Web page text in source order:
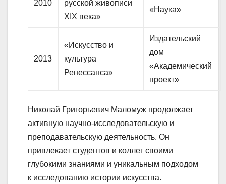
2010
русской живописи
XIX века»
«Наука»
2013
«Искусство и
культура
Ренессанса»
Издательский
дом
«Академический
проект»
Николай Григорьевич Маломуж продолжает
активную научно-исследовательскую и
преподавательскую деятельность. Он
привлекает студентов и коллег своими
глубокими знаниями и уникальным подходом
к исследованию истории искусства.